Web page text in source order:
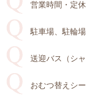
営業時間・定
駐車場、駐輪
送迎バス（シ
おむつ替えシ